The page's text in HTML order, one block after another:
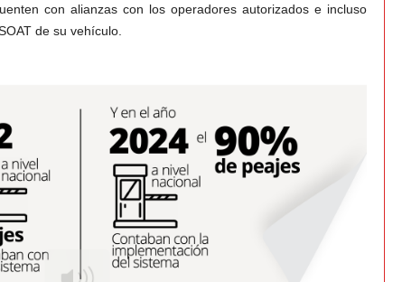
con alianzas con los operadores autorizados e incluso
de su vehículo.